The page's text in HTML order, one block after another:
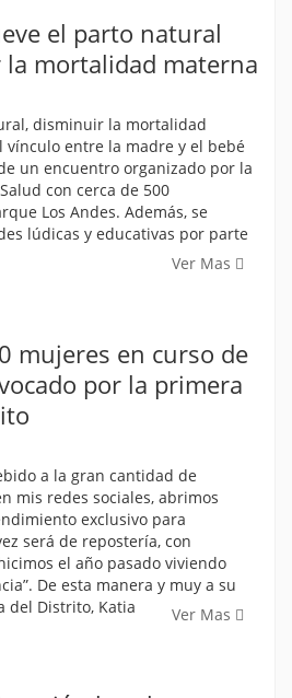
el parto natural
mortalidad materna
disminuir la mortalidad
vínculo entre la madre y el bebé
un encuentro organizado por la
con cerca de 500
Los Andes. Además, se
lúdicas y educativas por parte
Ver Mas
mujeres en curso de
por la primera
a la gran cantidad de
mis redes sociales, abrimos
exclusivo para
será de repostería, con
el año pasado viviendo
De esta manera y muy a su
del Distrito, Katia
Ver Mas